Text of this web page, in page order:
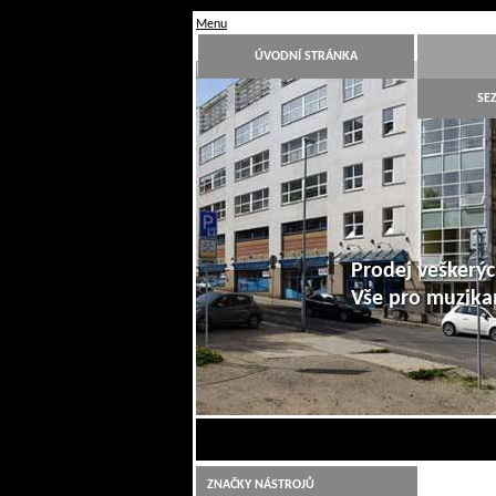
Menu
ÚVODNÍ STRÁNKA
Prodej
Vše pro
ZNAČKY NÁSTROJŮ